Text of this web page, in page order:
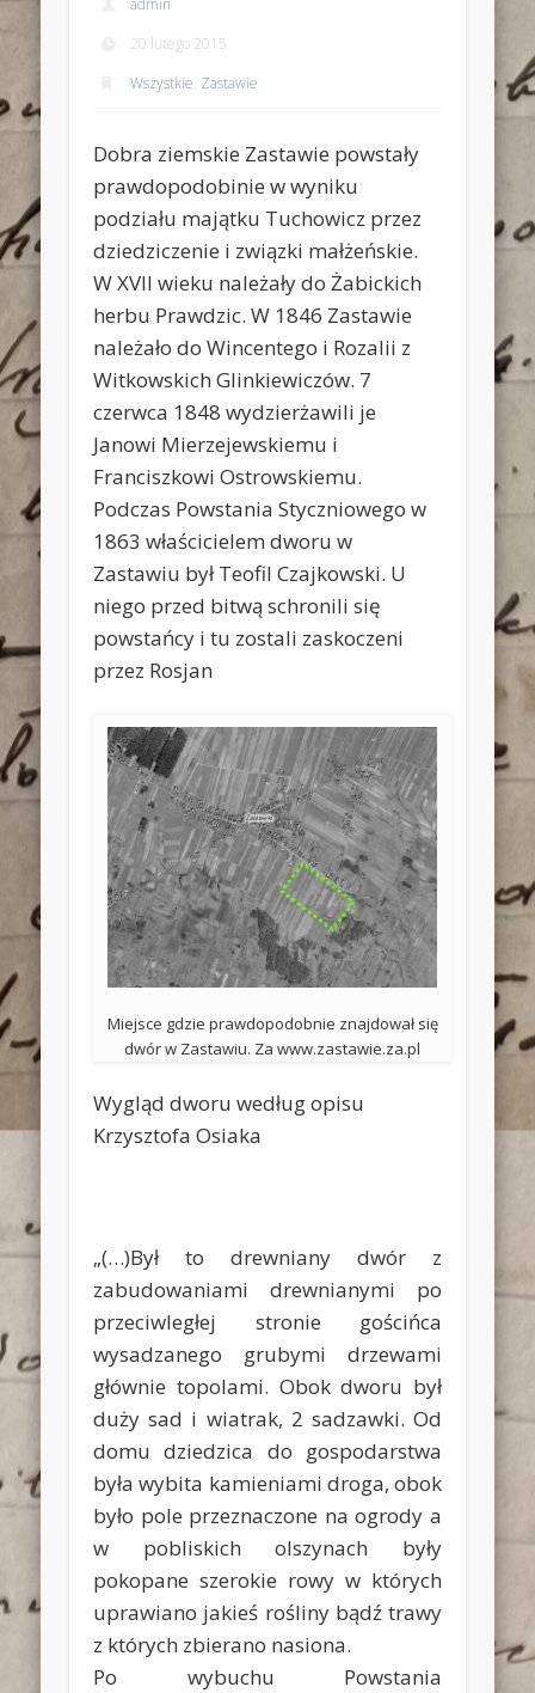
20 lutego 2015
Wszystkie, Zastawie
Dobra ziemskie Zastawie powstały
prawdopodobinie w wyniku
podziału majątku Tuchowicz przez
dziedziczenie i związki małżeńskie.
W XVII wieku należały do Żabickich
herbu Prawdzic. W 1846 Zastawie
należało do Wincentego i Rozalii z
Witkowskich Glinkiewiczów. 7
czerwca 1848 wydzierżawili je
Janowi Mierzejewskiemu i
Franciszkowi Ostrowskiemu.
Podczas Powstania Styczniowego w
1863 właścicielem dworu w
Zastawiu był Teofil Czajkowski. U
niego przed bitwą schronili się
powstańcy i tu zostali zaskoczeni
przez Rosjan
Miejsce gdzie prawdopodobnie znajdował się
dwór w Zastawiu. Za www.zastawie.za.pl
Wygląd dworu według opisu
Krzysztofa Osiaka
„(…)Był to drewniany dwór z
zabudowaniami drewnianymi po
przeciwległej stronie gościńca
wysadzanego grubymi drzewami
głównie topolami. Obok dworu był
duży sad i wiatrak, 2 sadzawki. Od
domu dziedzica do gospodarstwa
była wybita kamieniami droga, obok
było pole przeznaczone na ogrody a
w pobliskich olszynach były
pokopane szerokie rowy w których
uprawiano jakieś rośliny bądź trawy
z których zbierano nasiona.
Po wybuchu Powstania